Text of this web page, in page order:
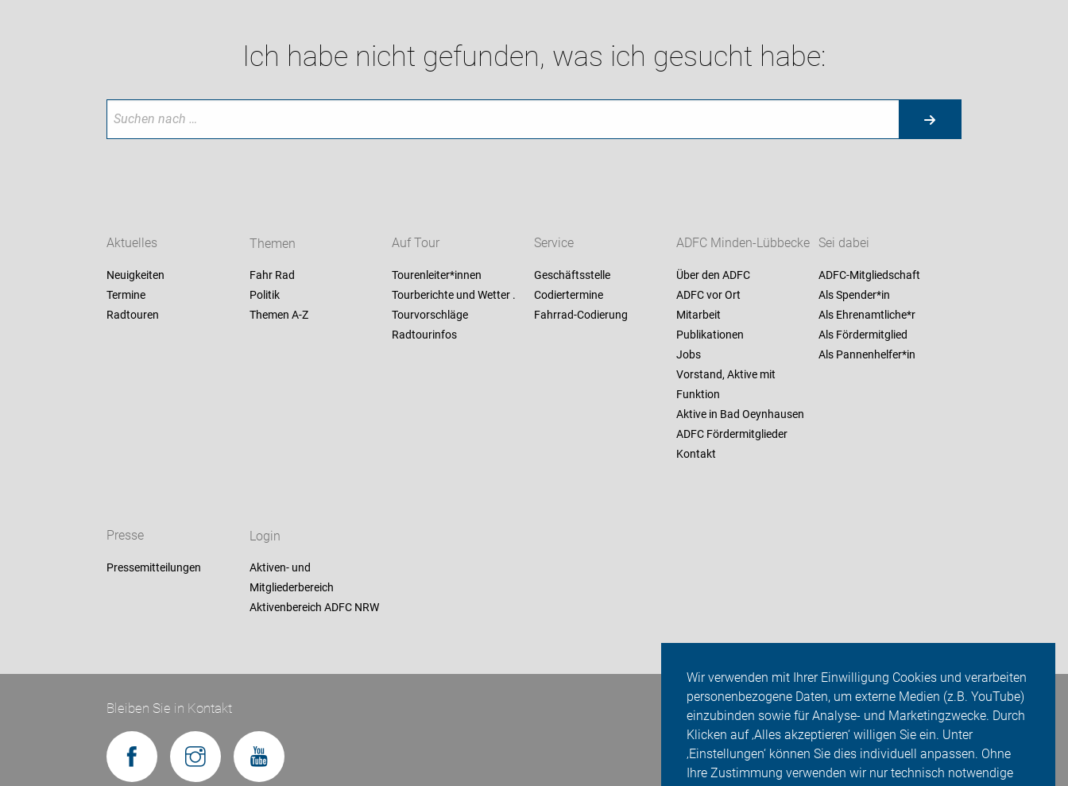
Wir verwenden mit Ihrer Einwilligung Cookies und verarbeiten
personenbezogene Daten, um externe Medien (z.B. YouTube)
einzubinden sowie für Analyse- und Marketingzwecke. Durch
Klicken auf ‚Alles akzeptieren‘ willigen Sie ein. Unter
‚Einstellungen‘ können Sie dies individuell anpassen. Ohne
Ihre Zustimmung verwenden wir nur technisch notwendige
Ich habe nicht gefunden, was ich gesucht habe:
Aktuelles
Neuigkeiten
Termine
Radtouren
Themen
Fahr Rad
Politik
Themen A-Z
Auf Tour
Tourenleiter*innen
Tourberichte und Wetter .
Tourvorschläge
Radtourinfos
Service
Geschäftsstelle
Codiertermine
Fahrrad-Codierung
ADFC Minden-Lübbecke
Über den ADFC
ADFC vor Ort
Mitarbeit
Publikationen
Jobs
Vorstand, Aktive mit
Funktion
Aktive in Bad Oeynhausen
ADFC Fördermitglieder
Kontakt
Sei dabei
ADFC-Mitgliedschaft
Als Spender*in
Als Ehrenamtliche*r
Als Fördermitglied
Als Pannenhelfer*in
Presse
Pressemitteilungen
Login
Aktiven- und
Mitgliederbereich
Aktivenbereich ADFC NRW
Bleiben Sie in Kontakt